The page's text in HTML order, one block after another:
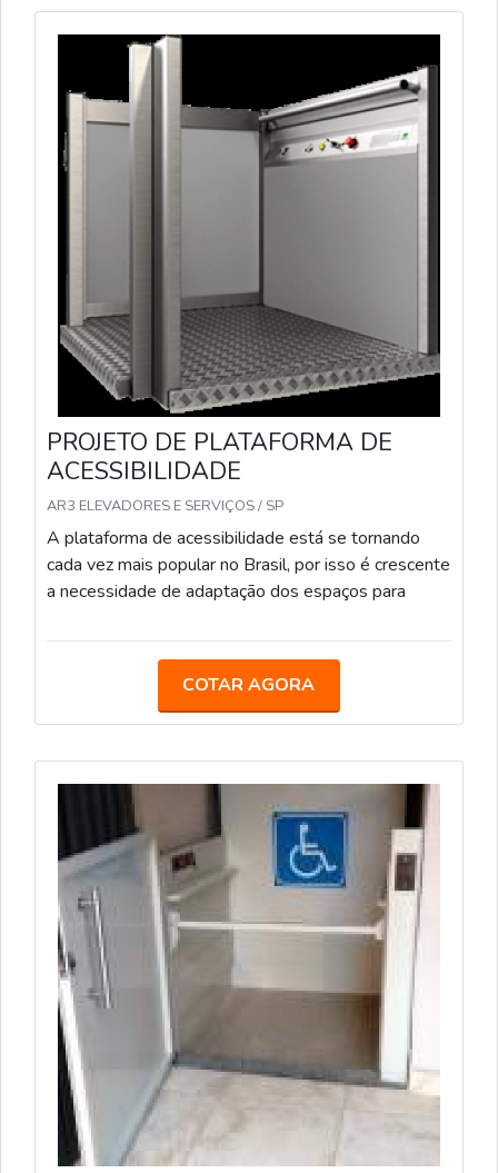
PROJETO DE PLATAFORMA DE
ACESSIBILIDADE
AR3 ELEVADORES E SERVIÇOS / SP
A plataforma de acessibilidade está se tornando
cada vez mais popular no Brasil, por isso é crescente
a necessidade de adaptação dos espaços para
COTAR AGORA